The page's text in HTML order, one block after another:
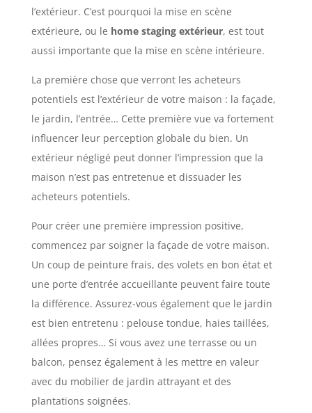
l’extérieur. C’est pourquoi la mise en scène
extérieure, ou le home staging extérieur, est tout
aussi importante que la mise en scène intérieure.
La première chose que verront les acheteurs
potentiels est l’extérieur de votre maison : la façade,
le jardin, l’entrée… Cette première vue va fortement
influencer leur perception globale du bien. Un
extérieur négligé peut donner l’impression que la
maison n’est pas entretenue et dissuader les
acheteurs potentiels.
Pour créer une première impression positive,
commencez par soigner la façade de votre maison.
Un coup de peinture frais, des volets en bon état et
une porte d’entrée accueillante peuvent faire toute
la différence. Assurez-vous également que le jardin
est bien entretenu : pelouse tondue, haies taillées,
allées propres… Si vous avez une terrasse ou un
balcon, pensez également à les mettre en valeur
avec du mobilier de jardin attrayant et des
plantations soignées.